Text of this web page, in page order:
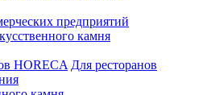
предприятий
камня
HORECA Для ресторанов